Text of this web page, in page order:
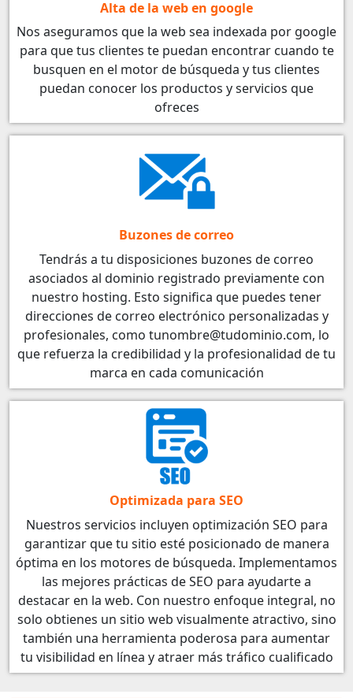
Alta de la web en google
Nos aseguramos que la web sea indexada por google
para que tus clientes te puedan encontrar cuando te
busquen en el motor de búsqueda y tus clientes
puedan conocer los productos y servicios que
ofreces
Buzones de correo
Tendrás a tu disposiciones buzones de correo
asociados al dominio registrado previamente con
nuestro hosting. Esto significa que puedes tener
direcciones de correo electrónico personalizadas y
profesionales, como tunombre@tudominio.com, lo
que refuerza la credibilidad y la profesionalidad de tu
marca en cada comunicación
Optimizada para SEO
Nuestros servicios incluyen optimización SEO para
garantizar que tu sitio esté posicionado de manera
óptima en los motores de búsqueda. Implementamos
las mejores prácticas de SEO para ayudarte a
destacar en la web. Con nuestro enfoque integral, no
solo obtienes un sitio web visualmente atractivo, sino
también una herramienta poderosa para aumentar
tu visibilidad en línea y atraer más tráfico cualificado